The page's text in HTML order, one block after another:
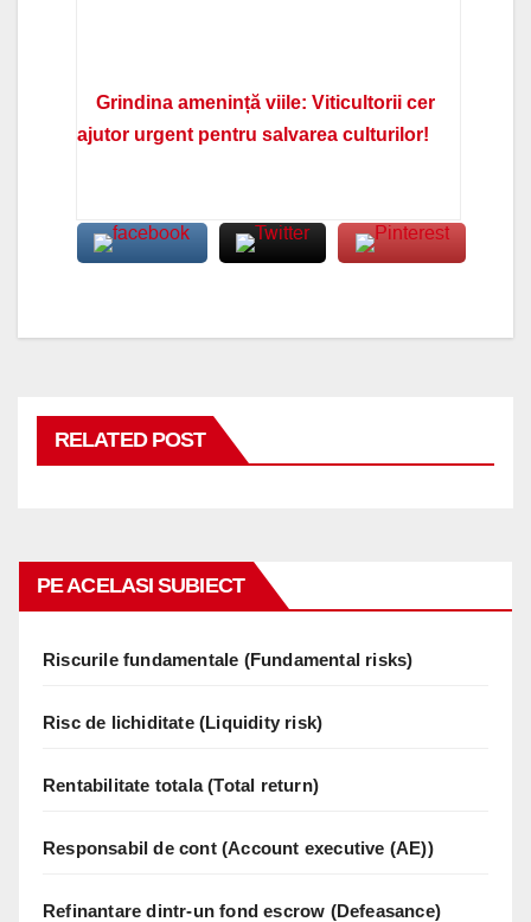
Grindina amenință viile: Viticultorii cer
ajutor urgent pentru salvarea culturilor!
RELATED POST
PE ACELASI SUBIECT
Riscurile fundamentale (Fundamental risks)
Risc de lichiditate (Liquidity risk)
Rentabilitate totala (Total return)
Responsabil de cont (Account executive (AE))
Refinantare dintr-un fond escrow (Defeasance)